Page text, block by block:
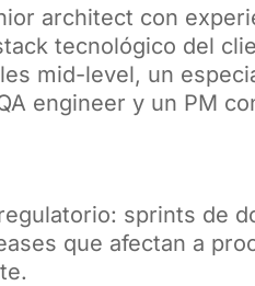
architect con
tecnológico del
mid-level, un
engineer y un PM
sprints de
que afectan a